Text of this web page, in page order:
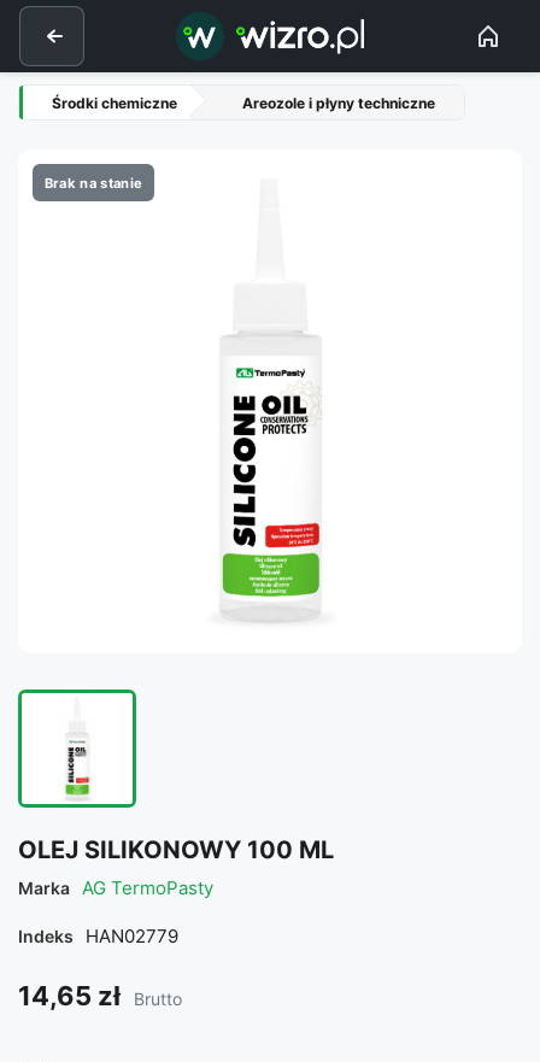
Środki chemiczne Areozole i płyny techniczne
Brak na stanie
OLEJ SILIKONOWY 100 ML
Marka AG TermoPasty
Indeks HAN02779
14,65 zł Brutto